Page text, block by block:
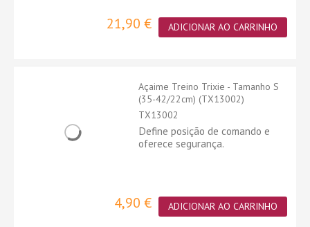
21,90 € ADICIONAR AO CARRINHO
Açaime Treino Trixie - Tamanho S
(35-42/22cm) (TX13002)
TX13002
Define posição de comando e
oferece segurança.
4,90 € ADICIONAR AO CARRINHO